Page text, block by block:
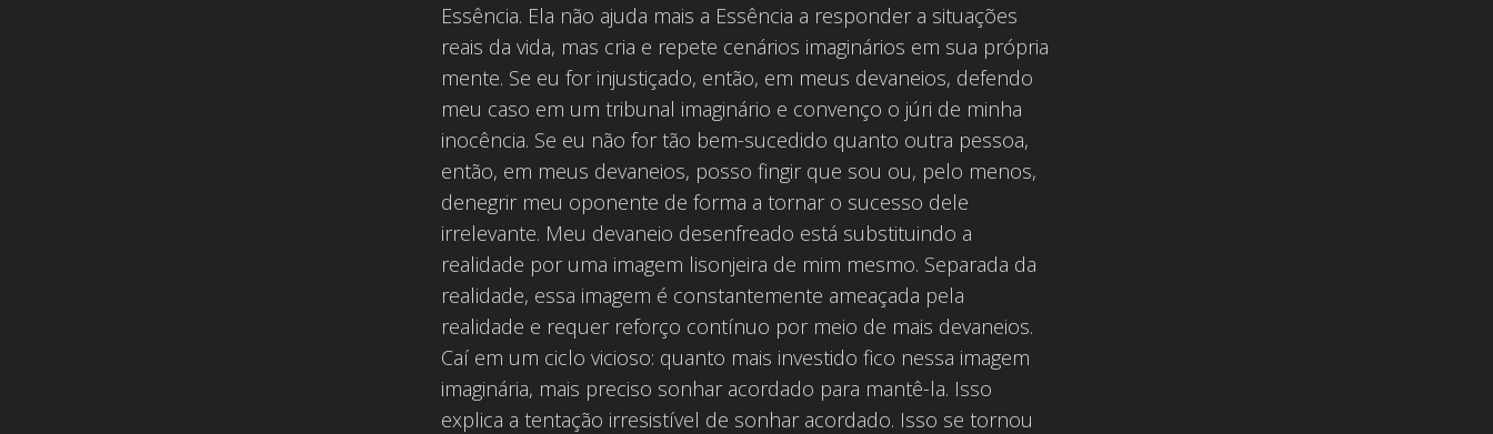
Essência. Ela não ajuda mais a Essência a responder a situações
reais da vida, mas cria e repete cenários imaginários em sua própria
mente. Se eu for injustiçado, então, em meus devaneios, defendo
meu caso em um tribunal imaginário e convenço o júri de minha
inocência. Se eu não for tão bem-sucedido quanto outra pessoa,
então, em meus devaneios, posso fingir que sou ou, pelo menos,
denegrir meu oponente de forma a tornar o sucesso dele
irrelevante. Meu devaneio desenfreado está substituindo a
realidade por uma imagem lisonjeira de mim mesmo. Separada da
realidade, essa imagem é constantemente ameaçada pela
realidade e requer reforço contínuo por meio de mais devaneios.
Caí em um ciclo vicioso: quanto mais investido fico nessa imagem
imaginária, mais preciso sonhar acordado para mantê-la. Isso
explica a tentação irresistível de sonhar acordado. Isso se tornou